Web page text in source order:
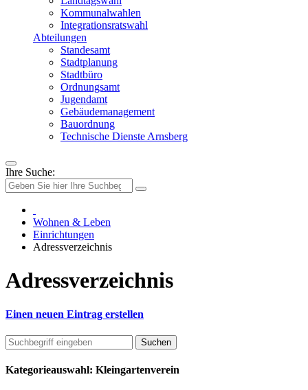
Kommunalwahlen
Integrationsratswahl
Abteilungen
Standesamt
Stadtplanung
Stadtbüro
Ordnungsamt
Jugendamt
Gebäudemanagement
Bauordnung
Technische Dienste Arnsberg
Ihre Suche:
Wohnen & Leben
Einrichtungen
Adressverzeichnis
Adressverzeichnis
Einen neuen Eintrag erstellen
Kategorieauswahl: Kleingartenverein